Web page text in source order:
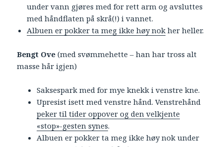
under vann gjøres med for rett arm og avsluttes
med håndflaten på skrå(!) i vannet.
Albuen er pokker ta meg ikke høy nok her heller.
Bengt Ove (med svømmehette – han har tross alt
masse hår igjen)
Saksespark med for mye knekk i venstre kne.
Upresist isett med venstre hånd. Venstrehånd
peker til tider oppover og den velkjente
«stop»-gesten synes.
Albuen er pokker ta meg ikke høy nok under